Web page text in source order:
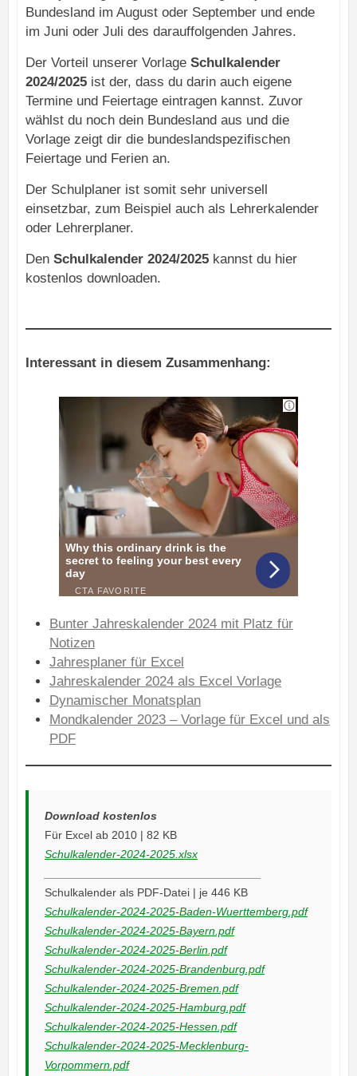
Bundesland im August oder September und ende
im Juni oder Juli des darauffolgenden Jahres.
Der Vorteil unserer Vorlage Schulkalender
2024/2025ist der, dass du darin auch eigene
Termine und Feiertage eintragen kannst. Zuvor
wählst du noch dein Bundesland aus und die
Vorlage zeigt dir die bundeslandspezifischen
Feiertage und Ferien an.
Der Schulplaner ist somit sehr universell
einsetzbar, zum Beispiel auch als Lehrerkalender
oder Lehrerplaner.
Den Schulkalender 2024/2025kannst du hier
kostenlos downloaden.
Interessant in diesem Zusammenhang:
Bunter Jahreskalender 2024 mit Platz für
Notizen
Jahresplaner für Excel
Jahreskalender 2024 als Excel Vorlage
Dynamischer Monatsplan
Mondkalender 2023 – Vorlage für Excel und als
PDF
Download kostenlos
Für Excel ab 2010 | 82 KB
Schulkalender-2024-2025.xlsx
Schulkalender als PDF-Datei | je 446 KB
Schulkalender-2024-2025-Baden-Wuerttemberg.pdf
Schulkalender-2024-2025-Bayern.pdf
Schulkalender-2024-2025-Berlin.pdf
Schulkalender-2024-2025-Brandenburg.pdf
Schulkalender-2024-2025-Bremen.pdf
Schulkalender-2024-2025-Hamburg.pdf
Schulkalender-2024-2025-Hessen.pdf
Schulkalender-2024-2025-Mecklenburg-
Vorpommern.pdf